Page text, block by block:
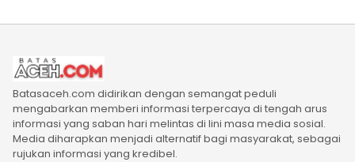
Batasaceh.com didirikan dengan semangat peduli
mengabarkan memberi informasi terpercaya di tengah arus
informasi yang saban hari melintas di lini masa media sosial.
Media diharapkan menjadi alternatif bagi masyarakat, sebagai
rujukan informasi yang kredibel.